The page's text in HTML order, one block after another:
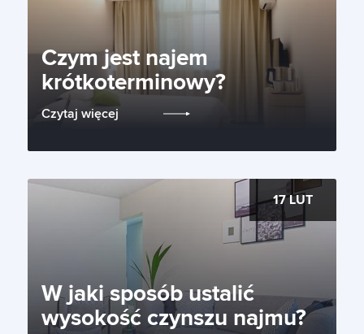
Czym jest najem
krótkoterminowy?
Czytaj więcej
17 LUT
W jaki sposób ustalić
wysokość czynszu najmu?